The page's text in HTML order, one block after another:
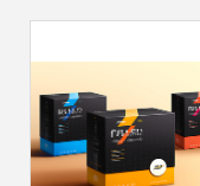
16867189